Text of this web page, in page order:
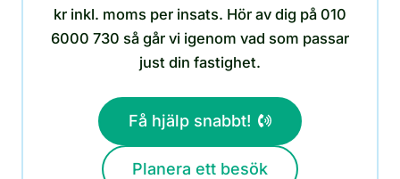
kr inkl. moms per insats. Hör av dig på 010
6000 730 så går vi igenom vad som passar
just din fastighet.
Få hjälp snabbt!
Planera ett besök